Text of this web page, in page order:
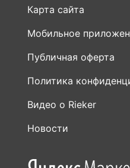
Публичная оферта
Политика
Видео о Rieker
Новости